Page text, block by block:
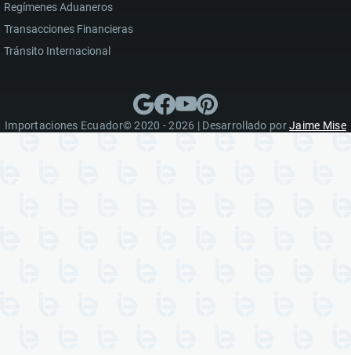
Regímenes Aduaneros
Transacciones Financieras
Tránsito Internacional
Importaciones Ecuador© 2020 - 2026 | Desarrollado porJaime Mise